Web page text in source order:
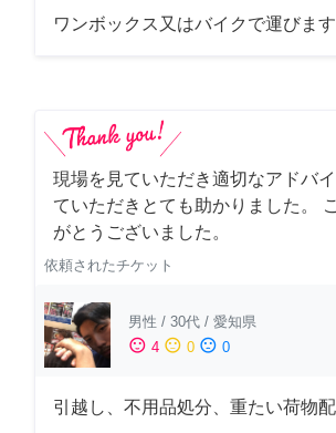
ワンボックス又はバイクで運びます
現場を見ていただき適切なアドバ
ていただきとても助かりました。
がとうございました。
依頼されたチケット
男性 / 30代 / 愛知県
sentiment_satisfied 4 sentiment_neutral 0 sentiment_dissatisfied 0
引越し、不用品処分、重たい荷物配